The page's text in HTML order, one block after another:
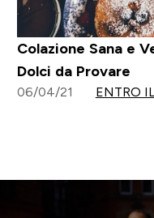
Colazione Sana e
Dolci da Provare
06/04/21 ENTRO